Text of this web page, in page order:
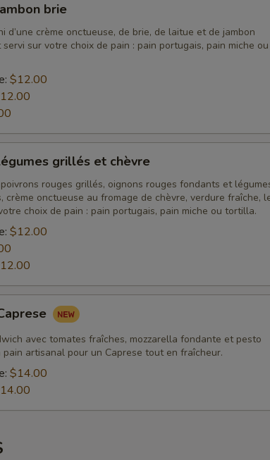
brie
d’une crème onctueuse, de brie, de laitue et de jambon
sur votre choix de pain : pain portugais, pain miche ou
$12.00
grillés et chèvre
rouges grillés, oignons rouges fondants et
crème onctueuse au fromage de chèvre, verdure fraîche,
choix de pain : pain portugais, pain miche ou tortilla.
$12.00
avec tomates fraîches, mozzarella fondante et pesto
pain artisanal pour un Caprese tout en fraîcheur.
$14.00